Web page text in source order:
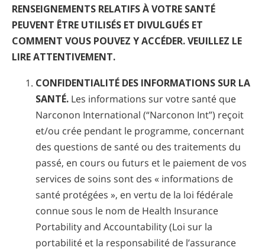
RENSEIGNEMENTS RELATIFS À VOTRE SANTÉ
PEUVENT ÊTRE UTILISÉS ET DIVULGUÉS ET
COMMENT VOUS POUVEZ Y ACCÉDER. VEUILLEZ LE
LIRE ATTENTIVEMENT.
CONFIDENTIALITÉ DES INFORMATIONS SUR LA
SANTÉ. Les informations sur votre santé que
Narconon International (“Narconon Int”) reçoit
et/ou crée pendant le programme, concernant
des questions de santé ou des traitements du
passé, en cours ou futurs et le paiement de vos
services de soins sont des « informations de
santé protégées », en vertu de la loi fédérale
connue sous le nom de Health Insurance
Portability and Accountability (Loi sur la
portabilité et la responsabilité de l’assurance